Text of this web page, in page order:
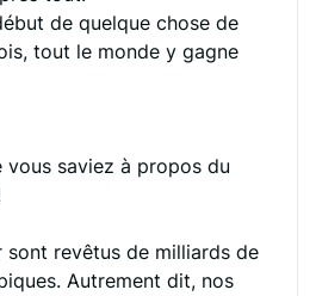
de quelque chose de
tout le monde y gagne
saviez à propos du
sont revêtus de milliards de
Autrement dit, nos